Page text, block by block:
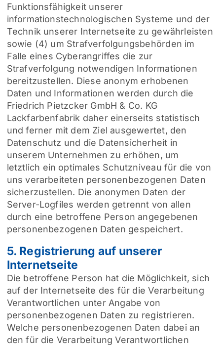
Funktionsfähigkeit unserer
informationstechnologischen Systeme und der
Technik unserer Internetseite zu gewährleisten
sowie (4) um Strafverfolgungsbehörden im
Falle eines Cyberangriffes die zur
Strafverfolgung notwendigen Informationen
bereitzustellen. Diese anonym erhobenen
Daten und Informationen werden durch die
Friedrich Pietzcker GmbH & Co. KG
Lackfarbenfabrik daher einerseits statistisch
und ferner mit dem Ziel ausgewertet, den
Datenschutz und die Datensicherheit in
unserem Unternehmen zu erhöhen, um
letztlich ein optimales Schutzniveau für die von
uns verarbeiteten personenbezogenen Daten
sicherzustellen. Die anonymen Daten der
Server-Logfiles werden getrennt von allen
durch eine betroffene Person angegebenen
personenbezogenen Daten gespeichert.
5. Registrierung auf unserer
Internetseite
Die betroffene Person hat die Möglichkeit, sich
auf der Internetseite des für die Verarbeitung
Verantwortlichen unter Angabe von
personenbezogenen Daten zu registrieren.
Welche personenbezogenen Daten dabei an
den für die Verarbeitung Verantwortlichen